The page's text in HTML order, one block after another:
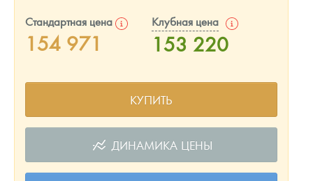
Стандартная цена
154 971
Клубная цена
153 220
КУПИТЬ
ДИНАМИКА ЦЕНЫ